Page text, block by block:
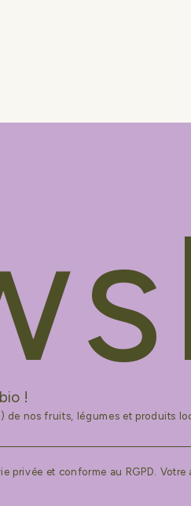
!
de nos fruits, légumes et produits
privée et conforme au RGPD.